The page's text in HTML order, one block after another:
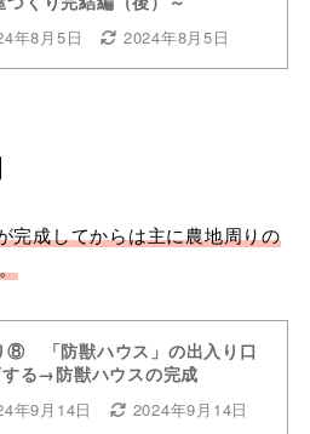
年8月5日 2024年8月5日
完成してからは主に農地周りの
⑧ 「防獣ハウス」の出入り口
る→防獣ハウスの完成
年9月14日 2024年9月14日